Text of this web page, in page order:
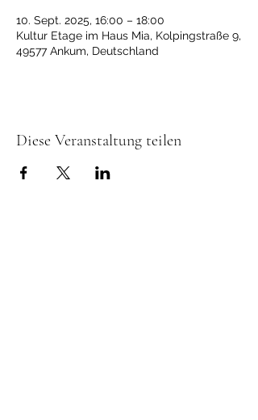
10. Sept. 2025, 16:00 – 18:00
Kultur Etage im Haus Mia, Kolpingstraße 9,
49577 Ankum, Deutschland
Diese Veranstaltung teilen